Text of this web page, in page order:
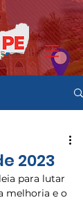
2023
para lutar
melhoria e o